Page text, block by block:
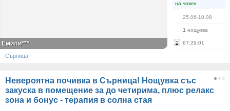
на човек
25.06-10.08
1 нощувка
67:29:01
Емили***
Сърница
Невероятна почивка в Сърница! Нощувка със
закуска в помещение за до четирима, плюс релакс
зона и бонус - терапия в солна стая